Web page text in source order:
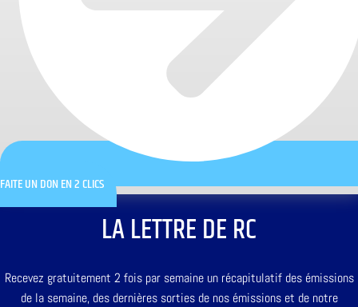
FAITE UN DON EN 2 CLICS
LA LETTRE DE RC
Recevez gratuitement 2 fois par semaine un récapitulatif des émissions
de la semaine, des dernières sorties de nos émissions et de notre